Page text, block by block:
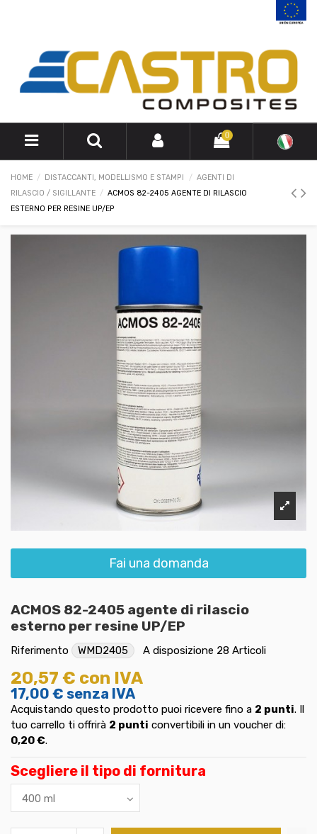
0
HOME DISTACCANTI, MODELLISMO E STAMPI
AGENTI DI
RILASCIO / SIGILLANTE
ACMOS 82-2405 AGENTE DI RILASCIO
ESTERNO PER RESINE UP/EP
Fai una domanda
ACMOS 82-2405 agente di rilascio
esterno per resine UP/EP
Riferimento WMD2405 A disposizione 28 Articoli
20,57 € con IVA
17,00 € senza IVA
Acquistando questo prodotto puoi ricevere fino a 2 punti. Il
tuo carrello ti offrirà 2 punti convertibili in un voucher di:
0,20 €.
Scegliere il tipo di fornitura